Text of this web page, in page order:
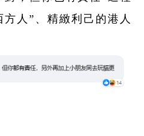
人”、精緻利己的港人